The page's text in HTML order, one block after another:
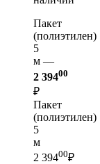
Пакет
(полиэтилен)
5
м —
2 39400
₽
Пакет
(полиэтилен)
5
м
2 39400₽